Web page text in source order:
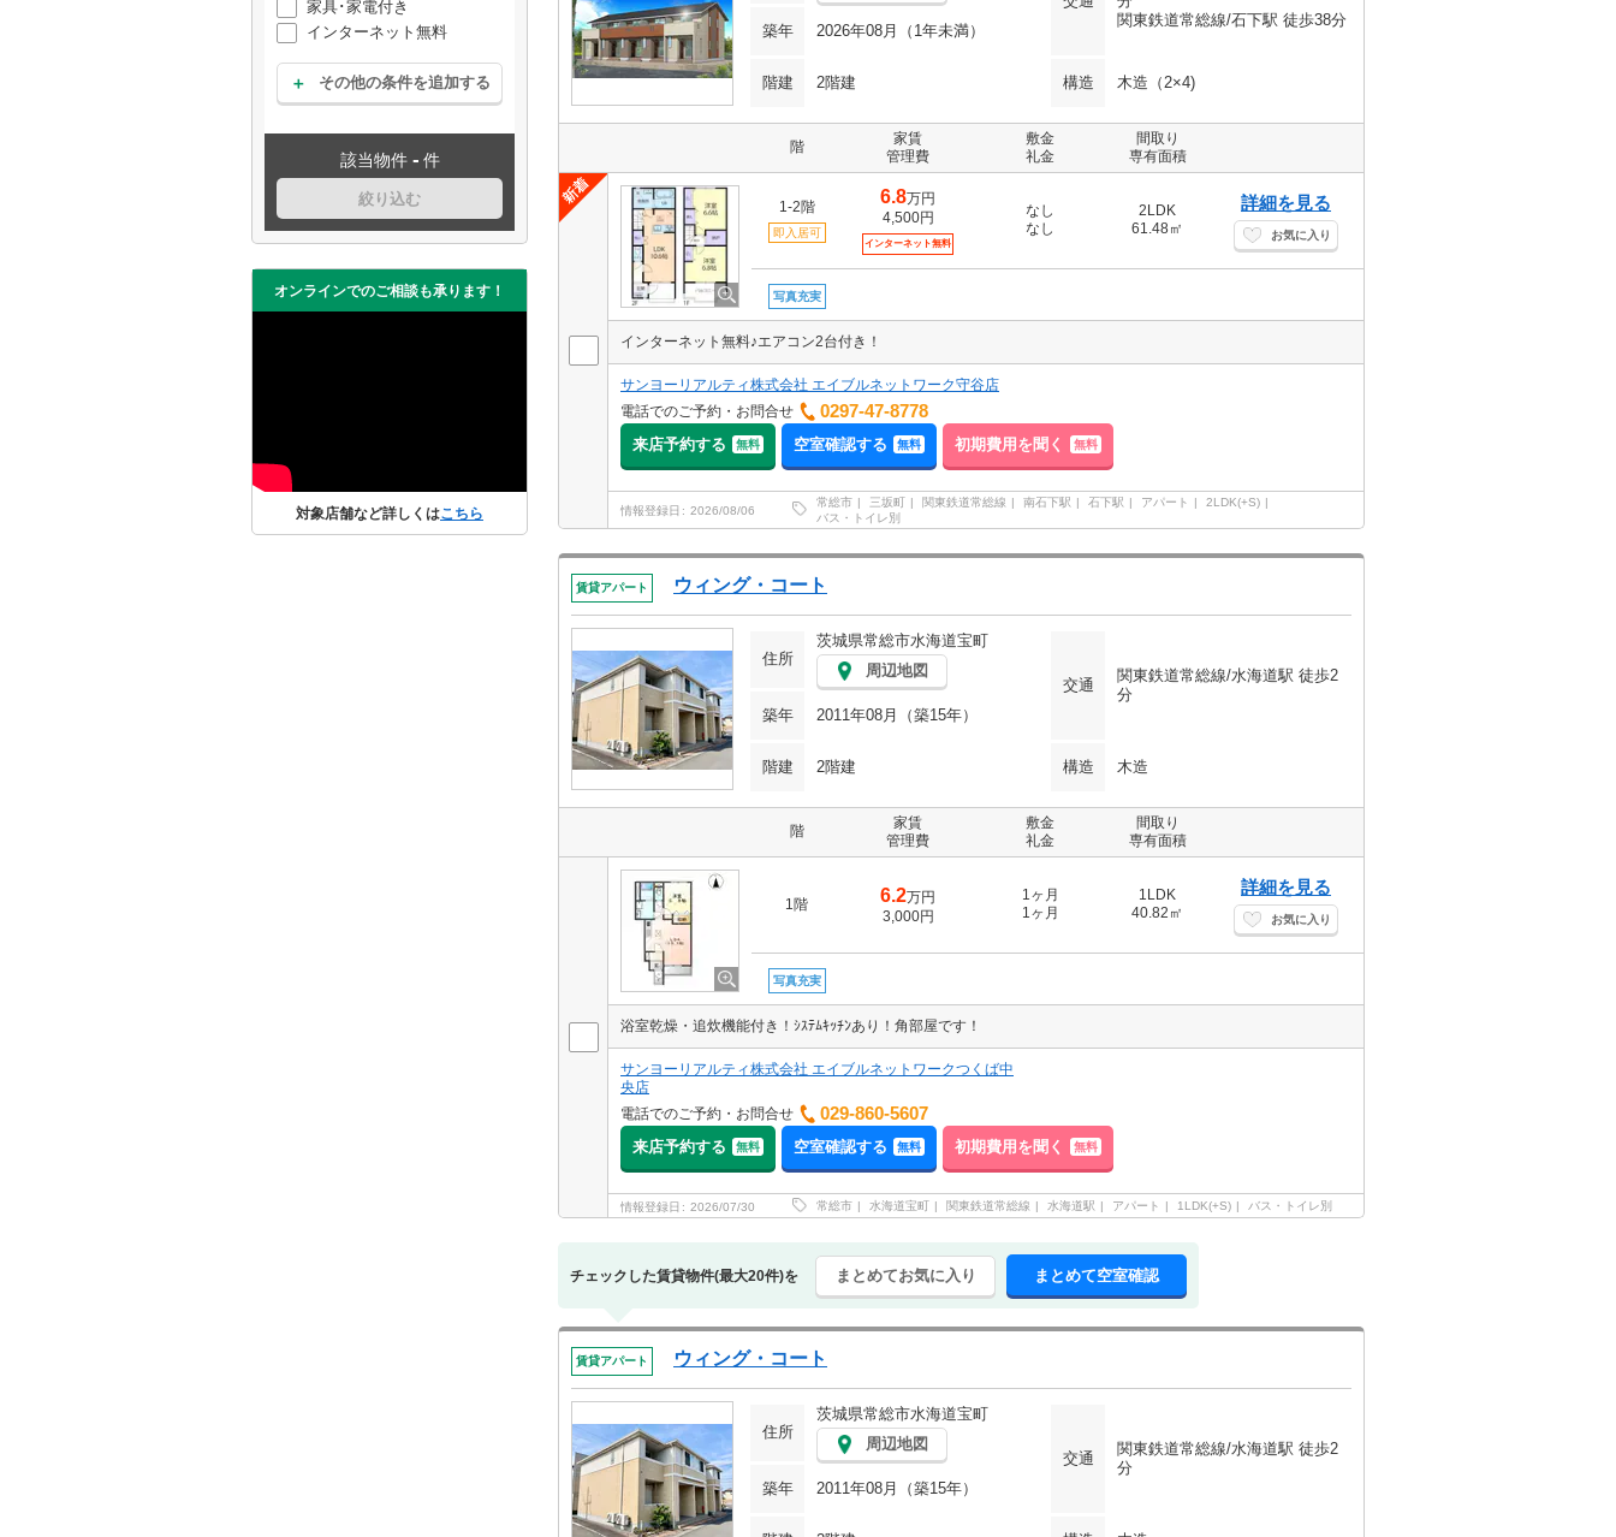
家具･家電付き
インターネット無料
その他の条件を追加する
該当物件 - 件
絞り込む
オンラインでのご相談も承ります！
対象店舗など詳しくはこちら
関東鉄道常総線/石下駅 徒歩38分
築年 2026年08月（1年未満）
階建 2階建 構造 木造（2×4)
階
家賃
管理費
敷金
礼金
間取り
専有面積
1-2階
即入居可
6.8万円
4,500円
インターネット無料
なし
なし
2LDK
61.48㎡
詳細を見る
お気に入り
写真充実
インターネット無料♪エアコン2台付き！
サンヨーリアルティ株式会社 エイブルネットワーク守谷店
電話でのご予約・お問合せ
0297-47-8778
来店予約する 無料 空室確認する 無料 初期費用を聞く 無料
情報登録日 2026/08/06
常総市 三坂町 関東鉄道常総線 南石下駅 石下駅 アパート
2LDK(+S)
バス・トイレ別
賃貸アパート ウィング・コート
住所
茨城県常総市水海道宝町
周辺地図
交通
関東鉄道常総線/水海道駅 徒歩2
分
築年
2011年08月（築15年）
階建 2階建 構造 木造
階
家賃
管理費
敷金
礼金
間取り
専有面積
1階 6.2万円
3,000円
1ヶ月
1ヶ月
1LDK
40.82㎡
詳細を見る
お気に入り
写真充実
浴室乾燥・追炊機能付き！ｼｽﾃﾑｷｯﾁﾝあり！角部屋です！
サンヨーリアルティ株式会社 エイブルネットワークつくば中
央店
電話でのご予約・お問合せ
029-860-5607
来店予約する 無料 空室確認する 無料 初期費用を聞く 無料
情報登録日 2026/07/30 常総市 水海道宝町 関東鉄道常総線 水海道駅 アパート 1LDK(+S) バス・トイレ別
チェックした賃貸物件(最大20件)を まとめてお気に入り まとめて空室確認
賃貸アパート ウィング・コート
住所
茨城県常総市水海道宝町
周辺地図
交通
関東鉄道常総線/水海道駅 徒歩2
分
築年
2011年08月（築15年）